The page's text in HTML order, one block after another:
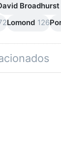
Broadhurst
Lomond 126